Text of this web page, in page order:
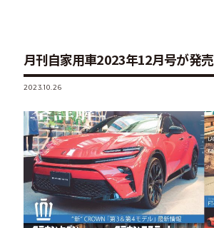
月刊自家用車2023年12月号が発売
2023.10.26